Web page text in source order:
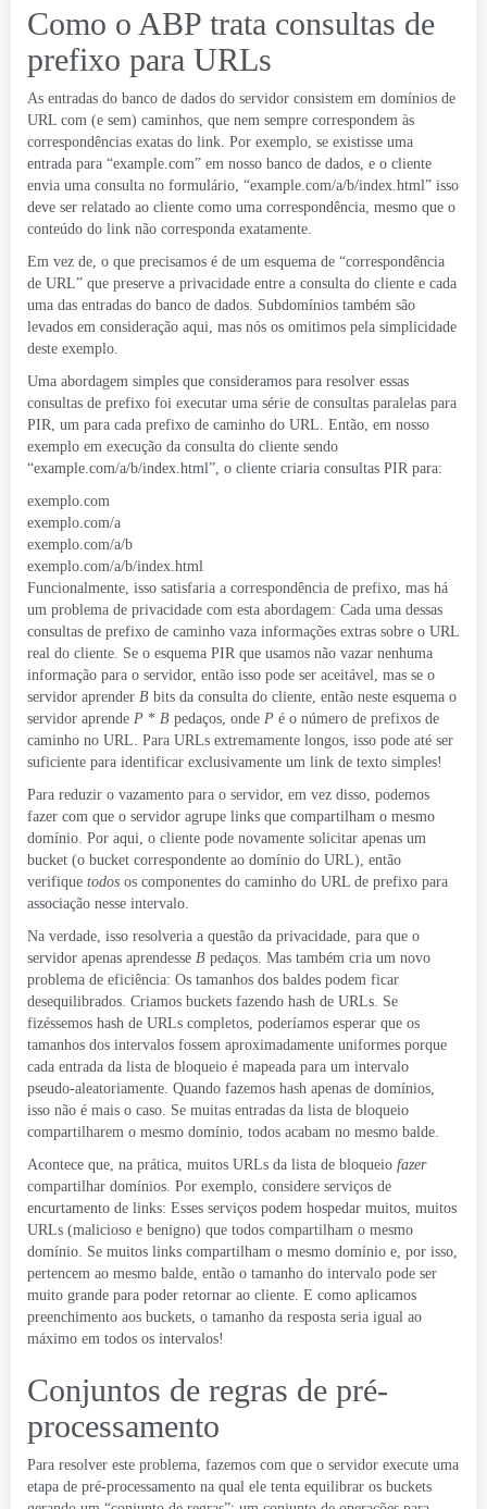
Como o ABP trata consultas de
prefixo para URLs
As entradas do banco de dados do servidor consistem em domínios de
URL com (e sem) caminhos, que nem sempre correspondem às
correspondências exatas do link. Por exemplo, se existisse uma
entrada para “example.com” em nosso banco de dados, e o cliente
envia uma consulta no formulário, “example.com/a/b/index.html” isso
deve ser relatado ao cliente como uma correspondência, mesmo que o
conteúdo do link não corresponda exatamente.
Em vez de, o que precisamos é de um esquema de “correspondência
de URL” que preserve a privacidade entre a consulta do cliente e cada
uma das entradas do banco de dados. Subdomínios também são
levados em consideração aqui, mas nós os omitimos pela simplicidade
deste exemplo.
Uma abordagem simples que consideramos para resolver essas
consultas de prefixo foi executar uma série de consultas paralelas para
PIR, um para cada prefixo de caminho do URL. Então, em nosso
exemplo em execução da consulta do cliente sendo
“example.com/a/b/index.html”, o cliente criaria consultas PIR para:
exemplo.com
exemplo.com/a
exemplo.com/a/b
exemplo.com/a/b/index.html
Funcionalmente, isso satisfaria a correspondência de prefixo, mas há
um problema de privacidade com esta abordagem: Cada uma dessas
consultas de prefixo de caminho vaza informações extras sobre o URL
real do cliente. Se o esquema PIR que usamos não vazar nenhuma
informação para o servidor, então isso pode ser aceitável, mas se o
servidor aprender B bits da consulta do cliente, então neste esquema o
servidor aprende P * B pedaços, onde P é o número de prefixos de
caminho no URL. Para URLs extremamente longos, isso pode até ser
suficiente para identificar exclusivamente um link de texto simples!
Para reduzir o vazamento para o servidor, em vez disso, podemos
fazer com que o servidor agrupe links que compartilham o mesmo
domínio. Por aqui, o cliente pode novamente solicitar apenas um
bucket (o bucket correspondente ao domínio do URL), então
verifique todos os componentes do caminho do URL de prefixo para
associação nesse intervalo.
Na verdade, isso resolveria a questão da privacidade, para que o
servidor apenas aprendesse B pedaços. Mas também cria um novo
problema de eficiência: Os tamanhos dos baldes podem ficar
desequilibrados. Criamos buckets fazendo hash de URLs. Se
fizéssemos hash de URLs completos, poderíamos esperar que os
tamanhos dos intervalos fossem aproximadamente uniformes porque
cada entrada da lista de bloqueio é mapeada para um intervalo
pseudo-aleatoriamente. Quando fazemos hash apenas de domínios,
isso não é mais o caso. Se muitas entradas da lista de bloqueio
compartilharem o mesmo domínio, todos acabam no mesmo balde.
Acontece que, na prática, muitos URLs da lista de bloqueio fazer
compartilhar domínios. Por exemplo, considere serviços de
encurtamento de links: Esses serviços podem hospedar muitos, muitos
URLs (malicioso e benigno) que todos compartilham o mesmo
domínio. Se muitos links compartilham o mesmo domínio e, por isso,
pertencem ao mesmo balde, então o tamanho do intervalo pode ser
muito grande para poder retornar ao cliente. E como aplicamos
preenchimento aos buckets, o tamanho da resposta seria igual ao
máximo em todos os intervalos!
Conjuntos de regras de pré-
processamento
Para resolver este problema, fazemos com que o servidor execute uma
etapa de pré-processamento na qual ele tenta equilibrar os buckets